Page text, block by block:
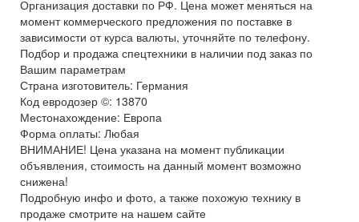
Организация доставки по РФ. Цена может меняться на
момент коммерческого предложения по поставке в
зависимости от курса валюты, уточняйте по телефону.
Подбор и продажа спецтехники в наличии под заказ по
Вашим параметрам
Страна изготовитель: Германия
Код евродозер ©: 13870
Местонахождение: Европа
Форма оплаты: Любая
ВНИМАНИЕ! Цена указана на момент публикации
объявления, стоимость на данный момент возможно
снижена!
Подробную инфо и фото, а также похожую технику в
продаже смотрите на нашем сайте